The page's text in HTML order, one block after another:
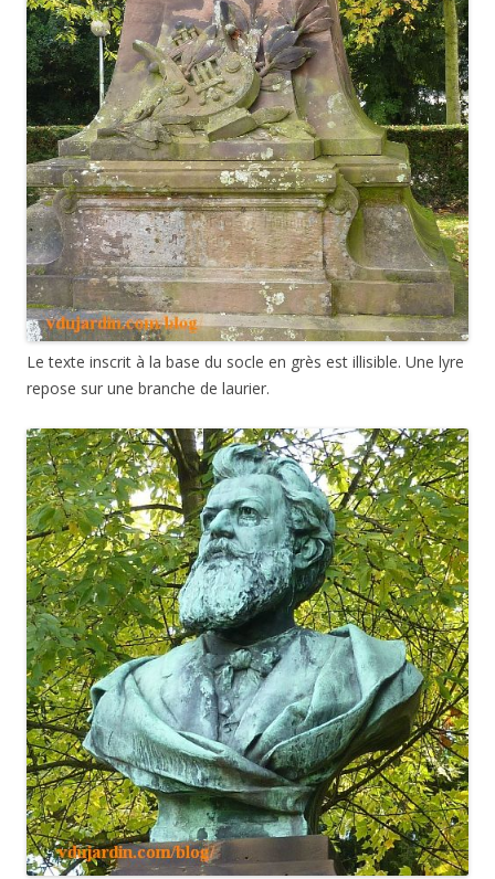
Le texte inscrit à la base du socle en grès est illisible. Une lyre
repose sur une branche de laurier.